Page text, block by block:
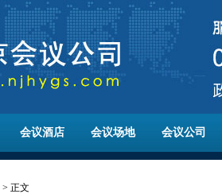
会议酒店 会议场地 会议公司
> 正文